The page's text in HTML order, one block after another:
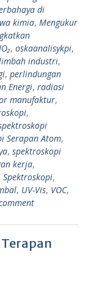
di
kimia, Mengukur
, oskaanalisykpi,
industri,
, perlindungan
Energi, radiasi
manufaktur,
,
Serapan Atom,
, spektroskopi
kerja,
Spektroskopi,
, UV-Vis, VOC,